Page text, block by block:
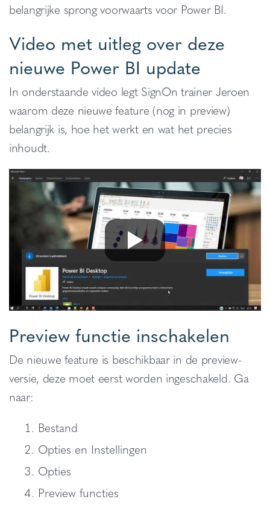
belangrijke sprong voorwaarts voor Power BI.
Video met uitleg over deze
nieuwe Power BI update
In onderstaande video legt SignOn trainer Jeroen
waarom deze nieuwe feature (nog in preview)
belangrijk is, hoe het werkt en wat het precies
inhoudt.
Preview functie inschakelen
De nieuwe feature is beschikbaar in de preview-
versie, deze moet eerst worden ingeschakeld. Ga
naar:
Bestand
Opties en Instellingen
Opties
Preview functies